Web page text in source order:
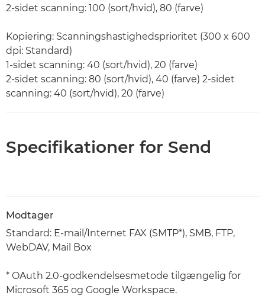
2-sidet scanning: 100 (sort/hvid), 80 (farve)
Kopiering: Scanningshastighedsprioritet (300 x 600
dpi: Standard)
1-sidet scanning: 40 (sort/hvid), 20 (farve)
2-sidet scanning: 80 (sort/hvid), 40 (farve) 2-sidet
scanning: 40 (sort/hvid), 20 (farve)
Specifikationer for Send
Modtager
Standard: E-mail/Internet FAX (SMTP*), SMB, FTP,
WebDAV, Mail Box
* OAuth 2.0-godkendelsesmetode tilgængelig for
Microsoft 365 og Google Workspace.